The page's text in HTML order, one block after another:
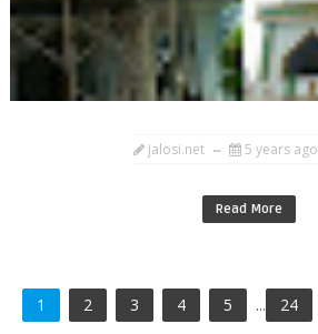
jalosi.net 5 years ago
Read More
1 2 3 4 5 ... 24